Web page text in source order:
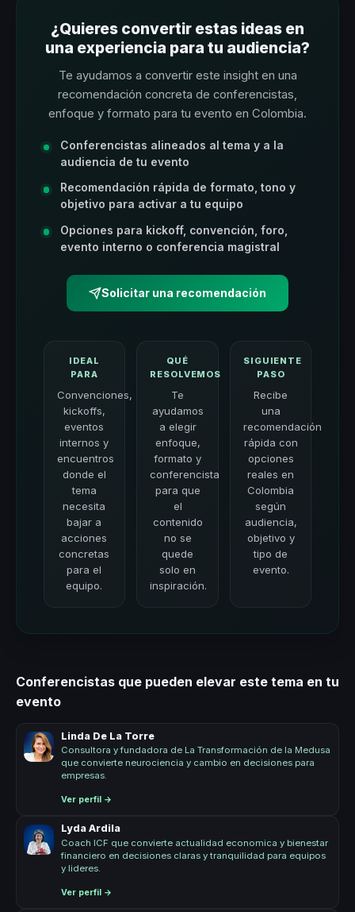
¿Quieres convertir estas ideas en
una experiencia para tu audiencia?
Te ayudamos a convertir este insight en una
recomendación concreta de conferencistas,
enfoque y formato para tu evento en Colombia.
Conferencistas alineados al tema y a la
audiencia de tu evento
Recomendación rápida de formato, tono y
objetivo para activar a tu equipo
Opciones para kickoff, convención, foro,
evento interno o conferencia magistral
Solicitar una recomendación
IDEAL
PARA
Convenciones,
kickoffs,
eventos
internos y
encuentros
donde el
tema
necesita
bajar a
acciones
concretas
para el
equipo.
QUÉ
RESOLVEMOS
Te
ayudamos
a elegir
enfoque,
formato y
conferencista
para que
el
contenido
no se
quede
solo en
inspiración.
SIGUIENTE
PASO
Recibe
una
recomendación
rápida con
opciones
reales en
Colombia
según
audiencia,
objetivo y
tipo de
evento.
Conferencistas que pueden elevar este tema en tu
evento
Linda De La Torre
Consultora y fundadora de La Transformación de la Medusa
que convierte neurociencia y cambio en decisiones para
empresas.
Ver perfil →
Lyda Ardila
Coach ICF que convierte actualidad economica y bienestar
financiero en decisiones claras y tranquilidad para equipos
y lideres.
Ver perfil →